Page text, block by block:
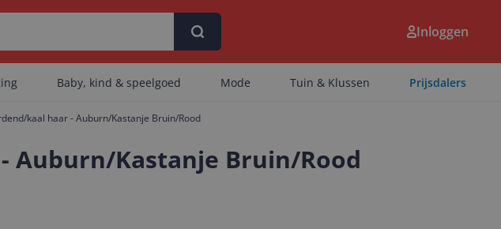
Inloggen
Baby, kind & speelgoed Mode Tuin & Klussen Prijsdalers
kaal haar - Auburn/Kastanje Bruin/Rood
Auburn/Kastanje Bruin/Rood